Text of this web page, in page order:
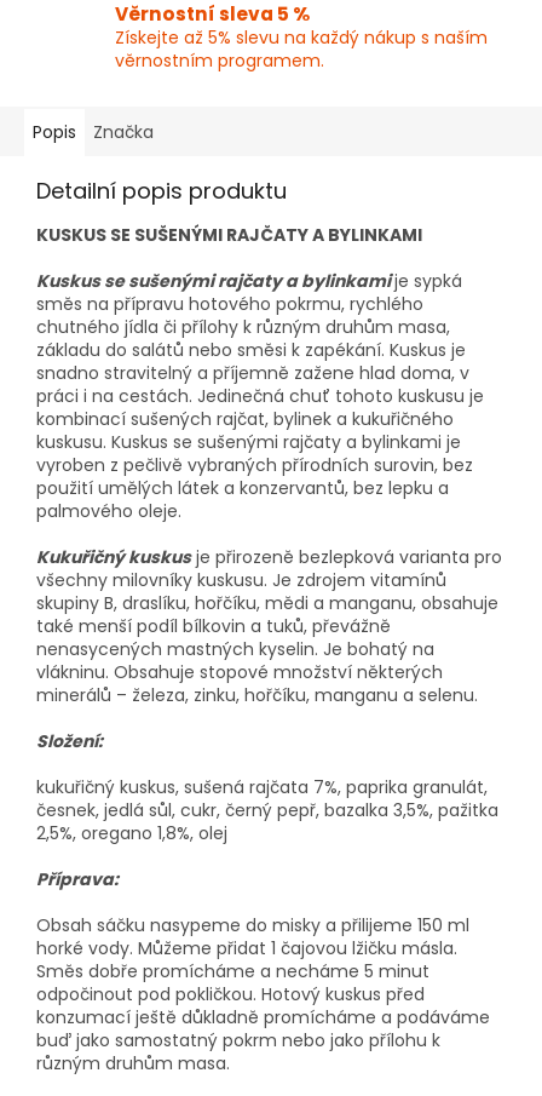
Věrnostní sleva 5 %
Získejte až 5% slevu na každý nákup s naším
věrnostním programem.
Popis Značka
Detailní popis produktu
KUSKUS SE SUŠENÝMI RAJČATY A BYLINKAMI
Kuskus se sušenými rajčaty a bylinkamije sypká
směs na přípravu hotového pokrmu, rychlého
chutného jídla či přílohy k různým druhům masa,
základu do salátů nebo směsi k zapékání. Kuskus je
snadno stravitelný a příjemně zažene hlad doma, v
práci i na cestách. Jedinečná chuť tohoto kuskusu je
kombinací sušených rajčat, bylinek a kukuřičného
kuskusu. Kuskus se sušenými rajčaty a bylinkami je
vyroben z pečlivě vybraných přírodních surovin, bez
použití umělých látek a konzervantů, bez lepku a
palmového oleje.
Kukuřičný kuskus je přirozeně bezlepková varianta pro
všechny milovníky kuskusu. Je zdrojem vitamínů
skupiny B, draslíku, hořčíku, mědi a manganu, obsahuje
také menší podíl bílkovin a tuků, převážně
nenasycených mastných kyselin. Je bohatý na
vlákninu. Obsahuje stopové množství některých
minerálů – železa, zinku, hořčíku, manganu a selenu.
Složení:
kukuřičný kuskus, sušená rajčata 7%, paprika granulát,
česnek, jedlá sůl, cukr, černý pepř, bazalka 3,5%, pažitka
2,5%, oregano 1,8%, olej
Příprava:
Obsah sáčku nasypeme do misky a přilijeme 150 ml
horké vody. Můžeme přidat 1 čajovou lžičku másla.
Směs dobře promícháme a necháme 5 minut
odpočinout pod pokličkou. Hotový kuskus před
konzumací ještě důkladně promícháme a podáváme
buď jako samostatný pokrm nebo jako přílohu k
různým druhům masa.